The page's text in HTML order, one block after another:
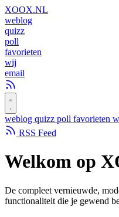
XOOX.NL
weblog
quizz
poll
favorieten
wij
email
weblog quizz poll favorieten
RSS Feed
Welkom op
De compleet vernieuwde,
functionaliteit die je gewend